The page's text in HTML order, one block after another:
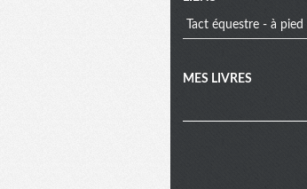
Tact équestre - à pied
MES LIVRES